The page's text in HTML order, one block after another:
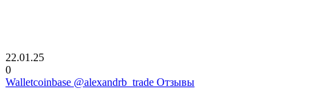
22.01.25
0
Walletcoinbase @alexandrb_trade Отзывы